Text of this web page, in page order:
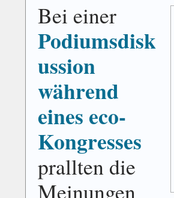
Bei einer
Podiumsdisk
ussion
während
eines eco-
Kongresses
prallten die
Meinungen